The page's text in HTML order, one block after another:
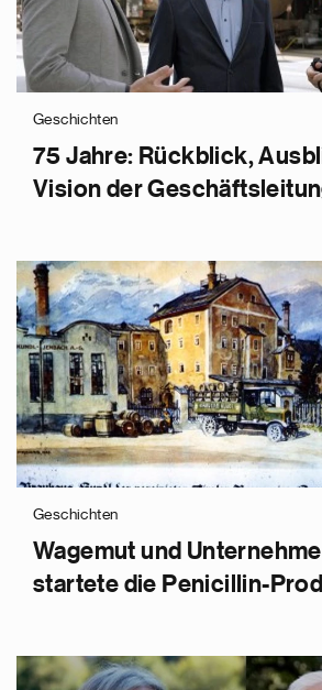
Geschichten
75 Jahre: Rückblick,
Vision der
Geschichten
Wagemut und
startete die Penicillin-